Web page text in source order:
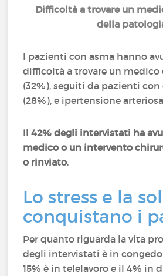
Difficoltà a trovare un
della
I pazienti con asma hanno
difficoltà a trovare un
(32%), seguiti da pazienti
(28%), e ipertensione
Il 42% degli intervistati ha
medico o un intervento
o rinviato.
Lo stress e la
conquistano i
Per quanto riguarda la vita
degli intervistati è in
15% è in telelavoro e il 4% in